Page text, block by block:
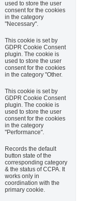
used to store the user
consent for the cookies
in the category
"Necessary".
This cookie is set by
GDPR Cookie Consent
plugin. The cookie is
used to store the user
consent for the cookies
in the category "Other.
This cookie is set by
GDPR Cookie Consent
plugin. The cookie is
used to store the user
consent for the cookies
in the category
"Performance".
Records the default
button state of the
corresponding category
& the status of CCPA. It
works only in
coordination with the
primary cookie.